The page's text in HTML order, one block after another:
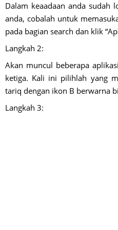
Dalam keaadaan anda sudah
anda, cobalah untuk
pada bagian search dan klik
Langkah 2:
Akan muncul beberapa
ketiga. Kali ini pilihlah yang
tariq dengan ikon B berwarna
Langkah 3: